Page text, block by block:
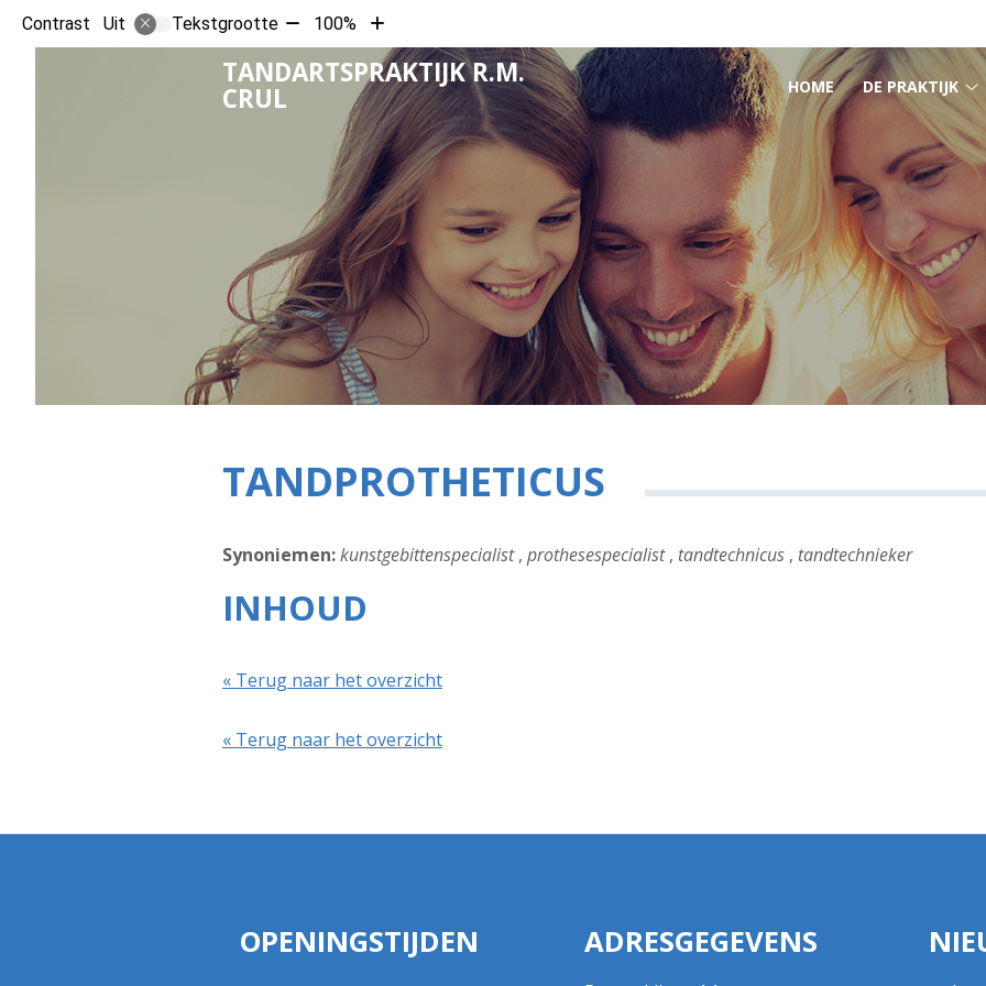
Contrast Uit Tekstgrootte Tekst
verkleinen
met
100%
Tekst
vergroten
met
10%
TANDARTSPRAKTIJK R.M.
CRUL HOOFDMENUHOME DE PRAKTIJK
TANDPROTHETICUS
Synoniemen:kunstgebittenspecialist, prothesespecialist, tandtechnicus , tandtechnieker
INHOUD
« Terug naar het overzicht
« Terug naar het overzicht
OPENINGSTIJDEN ADRESGEGEVENS